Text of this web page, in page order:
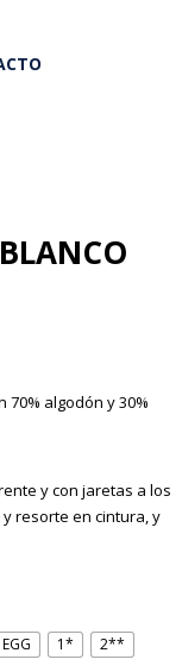
algodón y 30%
y con jaretas a los
resorte en cintura, y
EGG 1*
2**